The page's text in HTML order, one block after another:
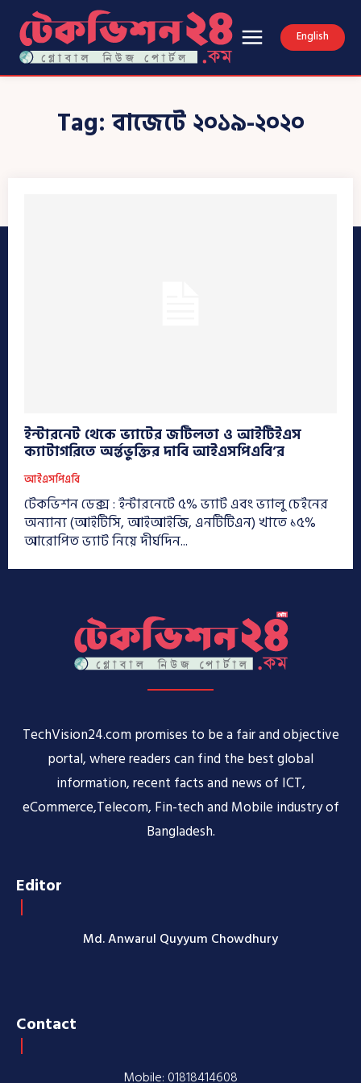
English
Tag: বাজেটে ২০১৯-২০২০
ইন্টারনেট থেকে ভ্যাটের জটিলতা ও আইটিইএস
ক্যাটাগরিতে অর্ন্তভুক্তির দাবি আইএসপিএবি’র
আইএসপিএবি
টেকভিশন ডেক্স : ইন্টারনেটে ৫% ভ্যাট এবং ভ্যালু চেইনের
অন্যান্য (আইটিসি, আইআইজি, এনটিটিএন) খাতে ১৫%
আরোপিত ভ্যাট নিয়ে দীর্ঘদিন...
TechVision24.com promises to be a fair and objective
portal, where readers can find the best global
information, recent facts and news of ICT,
eCommerce,Telecom, Fin-tech and Mobile industry of
Bangladesh.
Editor
Md. Anwarul Quyyum Chowdhury
Contact
Mobile: 01818414608